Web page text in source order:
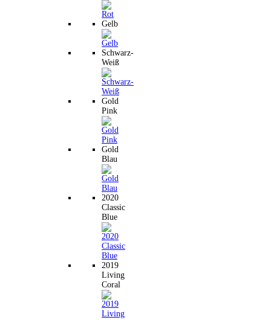
Gelb
Schwarz-
Weiß
Gold
Pink
Gold
Blau
2020
Classic
Blue
2019
Living
Coral